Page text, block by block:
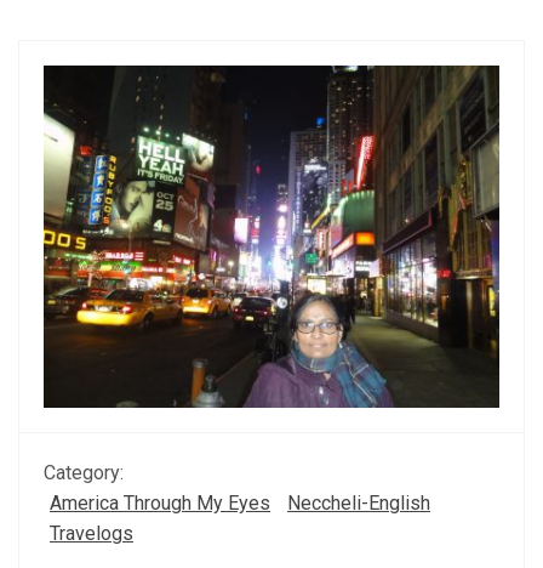
Category:
America Through My Eyes
Neccheli-English
Travelogs